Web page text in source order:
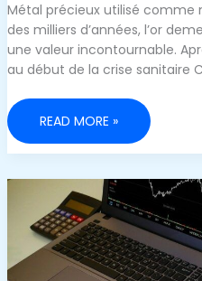
Métal précieux utilisé comme
des milliers d’années, l’or
une valeur incontournable.
au début de la crise sanitaire
LE
DE
L’OR
T-
REPARTIR
À
LA
HAUSSE
READ MORE »